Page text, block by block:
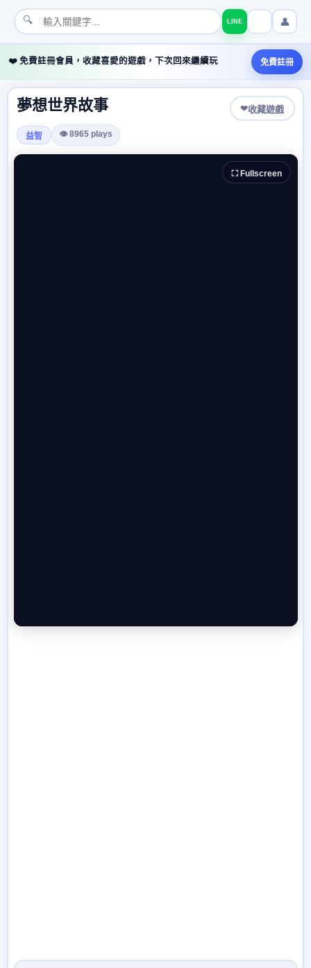
🔍 LINE 👤
❤️ 免費註冊會員，收藏喜愛的遊戲，下次回來繼續玩 免費註冊
夢想世界故事 ❤收藏遊戲
益智 👁 8965 plays
⛶ Fullscreen